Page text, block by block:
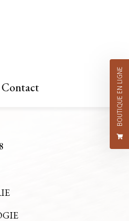
BOUTIQUE EN LIGNE
Contact